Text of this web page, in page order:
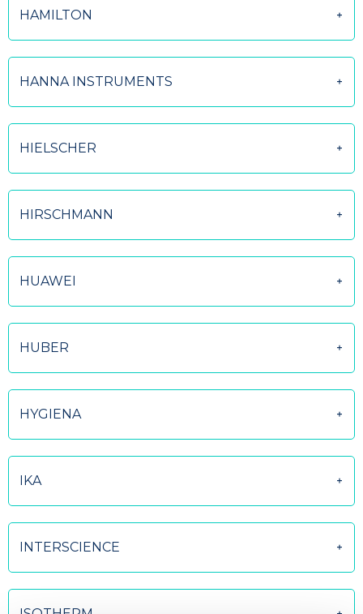
HAMILTON
HANNA INSTRUMENTS
HIELSCHER
HIRSCHMANN
HUAWEI
HUBER
HYGIENA
IKA
INTERSCIENCE